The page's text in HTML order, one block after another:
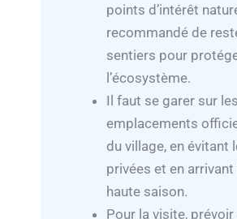
points d’intérêt
recommandé de
sentiers pour
l’écosystème.
Il faut se garer sur les
emplacements
du village, en évitant
privées et en
haute saison.
Pour la visite, prévoir